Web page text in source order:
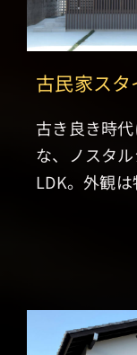
古民家スタ
古き良き時
な、ノスタ
LDK。外観は